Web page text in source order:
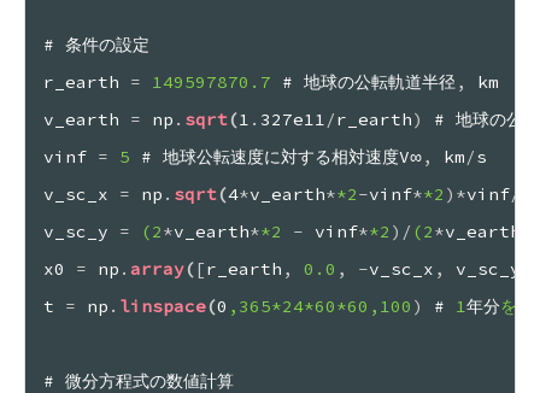
# 条件の設定
r_earth = 149597870.7 # 地球の公転軌道半径,
km
v_earth = np . sqrt(1 . 327e11/r_earth)
# 地球の公
vinf = 5 # 地球公転速度に対する相対速度V∞, km/s
v_sc_x = np . sqrt(4*v_earth**2-vinf**2 ) *vinf/
v_sc_y = (2*v_earth**2 - vinf**2 ) / (2*v_earth
x0 = np .array([r_earth , 0.0 , -v_sc_x , v_sc_y
t = np . linspace(0 ,365*24*60*60 ,100 ) # 1年分を
# 微分方程式の数値計算